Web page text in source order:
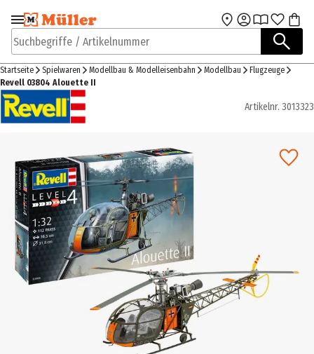
Zur Navigation
springen
Zum Hauptinhalt
Suchbegriffe / Artikelnummer
Startseite Spielwaren Modellbau & Modelleisenbahn Modellbau
Flugzeuge
Revell 03804 Alouette II
Artikelnr. 3013323